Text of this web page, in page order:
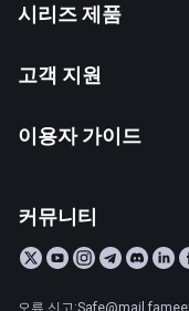
시리즈 제품
고객 지원
이용자 가이드
커뮤니티
오류 신고